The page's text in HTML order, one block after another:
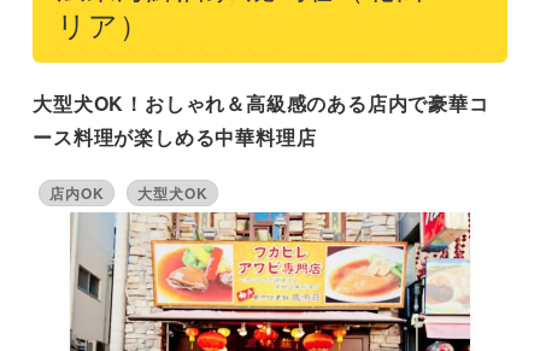
リア）
大型犬OK！おしゃれ＆高級感のある店内で豪華コ
ース料理が楽しめる中華料理店
店内OK 大型犬OK